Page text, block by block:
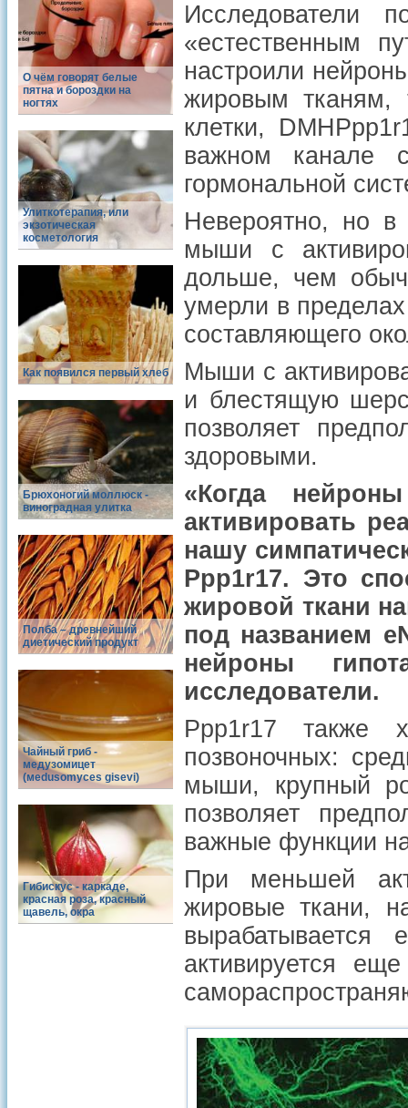
О чём говорят белые
пятна и бороздки на
ногтях
Улиткотерапия, или
экзотическая
косметология
Как появился первый хлеб
Брюхоногий моллюск -
виноградная улитка
Полба – древнейший
диетический продукт
Чайный гриб -
медузомицет
(меdusomyces gisevi)
Гибискус - каркаде,
красная роза, красный
щавель, окра
Исследователи
«естественным
настроили
жировым тканям,
клетки,
важном канале
гормональной
Невероятно, но
мыши с
дольше, чем
умерли в
составляющего
Мыши с
и блестящую
позволяет
здоровыми.
«Когда
активировать
нашу
Ppp1r17. Это
жировой ткани
под названием
нейроны
исследователи.
Ppp1r17 также
позвоночных:
мыши, крупный
позволяет
важные функции
При меньшей
жировые ткани,
активируется